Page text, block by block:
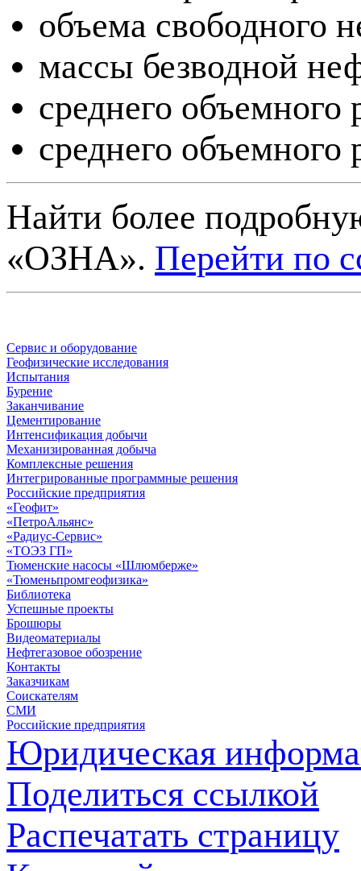
объема свободного
массы безводной
среднего
среднего объемного
Найти более
«ОЗНА». Перейти по
Сервис и оборудование
Геофизические исследования
Испытания
Бурение
Заканчивание
Цементирование
Интенсификация добычи
Механизированная добыча
Комплексные решения
Интегрированные программные решения
Российские предприятия
«Геофит»
«ПетроАльянс»
«Радиус-Сервис»
«ТОЭЗ ГП»
Тюменские насосы «Шлюмберже»
«Тюменьпромгеофизика»
Библиотека
Успешные проекты
Брошюры
Видеоматериалы
Нефтегазовое обозрение
Контакты
Заказчикам
Соискателям
СМИ
Российские предприятия
Юридическая
Поделиться ссылкой
Распечатать страницу